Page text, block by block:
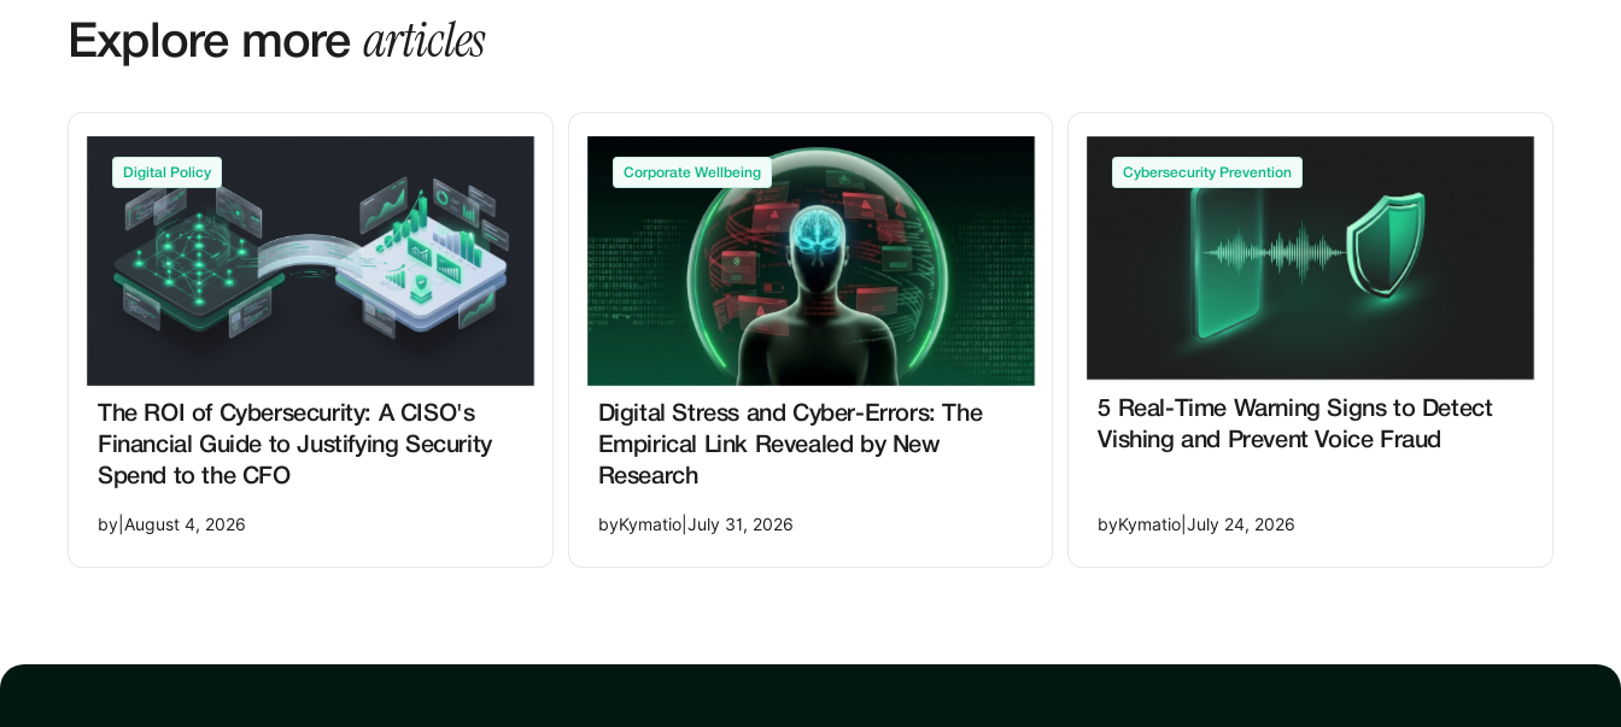
Explore more articles
Digital Policy
The ROI of Cybersecurity: A CISO's
Financial Guide to Justifying Security
Spend to the CFO
by August 4, 2026
Corporate Wellbeing
Digital Stress and Cyber-Errors: The
Empirical Link Revealed by New
Research
byKymatio| July 31, 2026
Cybersecurity Prevention
5 Real-Time Warning Signs to Detect
Vishing and Prevent Voice Fraud
byKymatio |July 24, 2026